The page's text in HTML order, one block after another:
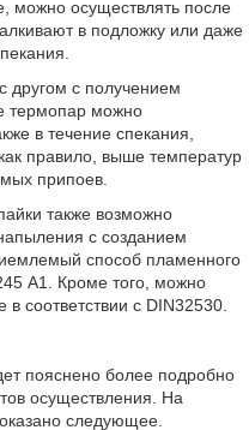
можно осуществлять после
в подложку или даже
другом с получением
термопар можно
в течение спекания,
правило, выше температур
припоев.
также возможно
с созданием
способ пламенного
A1. Кроме того, можно
соответствии с DIN32530.
пояснено более подробно
осуществления. На
следующее.